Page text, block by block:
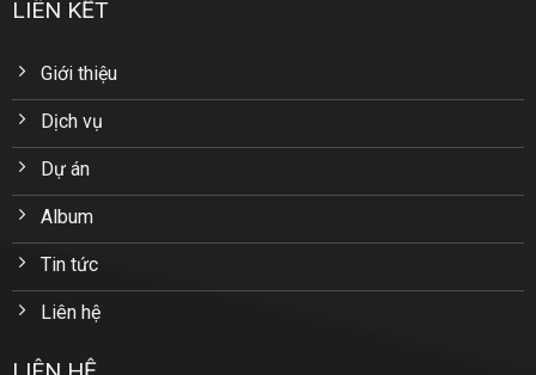
LIÊN KẾT
Giới thiệu
Dịch vụ
Dự án
Album
Tin tức
Liên hệ